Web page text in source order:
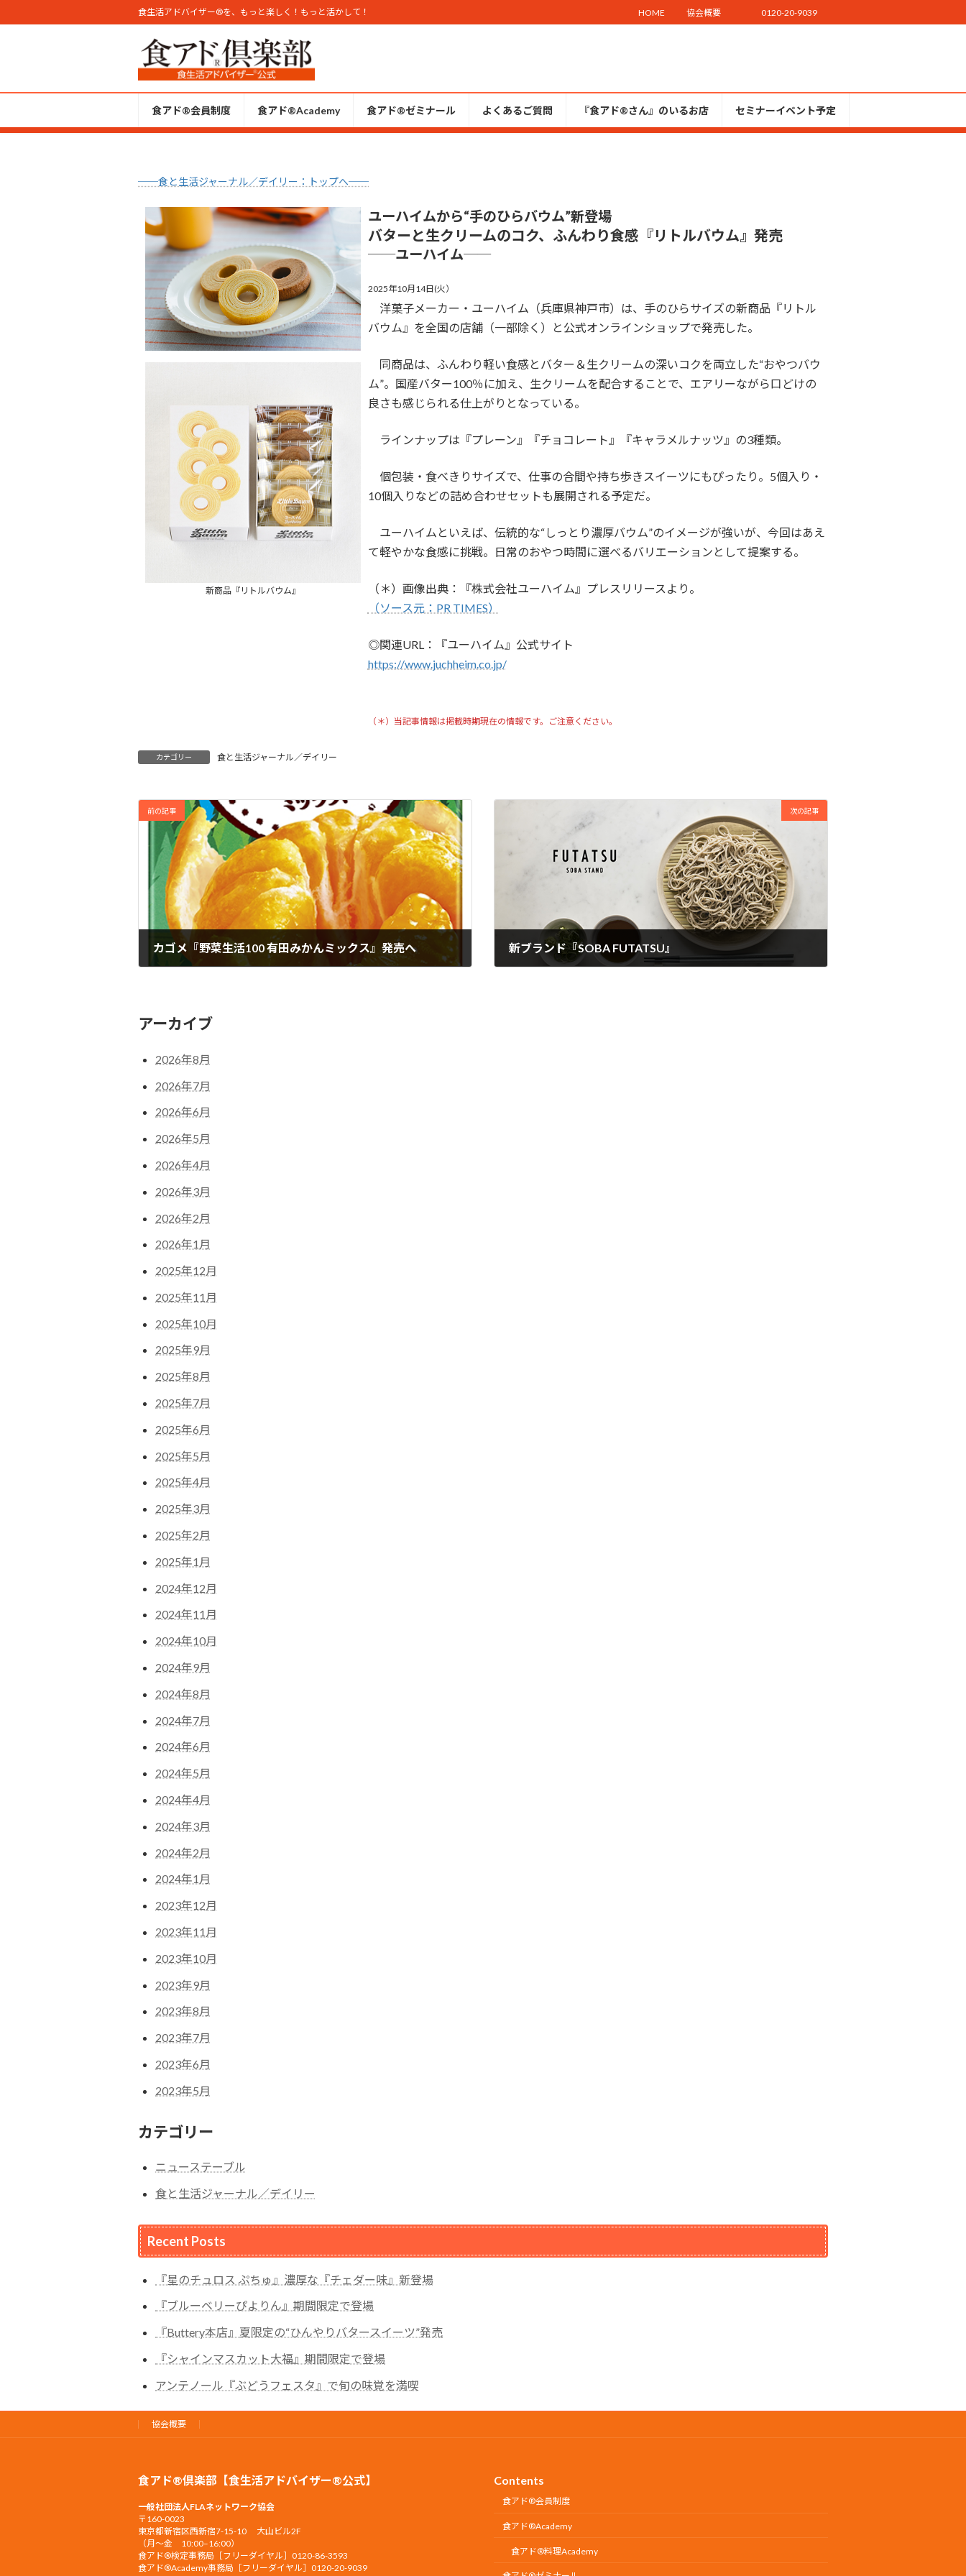
ン
へ
キ
ビ
ョ
に
食生活アドバイザー®︎を、もっと楽しく！もっと活かして！ HOME 協会概要 0120-20-9039
食アド®会員制度 食アド®︎Academy 食アド®ゼミナール よくあるご質問 『食アド®︎さん』のいるお店 セミナーイベント予定
──食と生活ジャーナル／デイリー：トップへ──
新商品『リトルバウム』
ユーハイムから“手のひらバウム”新登場
バターと生クリームのコク、ふんわり食感『リトルバウム』発売
──ユーハイム──
2025年10月14日(火）
洋菓子メーカー・ユーハイム（兵庫県神戸市）は、手のひらサイズの新商品『リトル
バウム』を全国の店舗（一部除く）と公式オンラインショップで発売した。
同商品は、ふんわり軽い食感とバター＆生クリームの深いコクを両立した“おやつバウ
ム”。国産バター100％に加え、生クリームを配合することで、エアリーながら口どけの
良さも感じられる仕上がりとなっている。
ラインナップは『プレーン』『チョコレート』『キャラメルナッツ』の3種類。
個包装・食べきりサイズで、仕事の合間や持ち歩きスイーツにもぴったり。5個入り・
10個入りなどの詰め合わせセットも展開される予定だ。
ユーハイムといえば、伝統的な“しっとり濃厚バウム”のイメージが強いが、今回はあえ
て軽やかな食感に挑戦。日常のおやつ時間に選べるバリエーションとして提案する。
（＊）画像出典：『株式会社ユーハイム』プレスリリースより。
（ソース元：PR TIMES）
◎関連URL：『ユーハイム』公式サイト
https://www.juchheim.co.jp/
（＊）当記事情報は掲載時期現在の情報です。ご注意ください。
カテゴリー 食と生活ジャーナル／デイリー
前の記事
カゴメ『野菜生活100 有田みかんミックス』発売へ
次の記事
新ブランド『SOBA FUTATSU』
アーカイブ
2026年8月
2026年7月
2026年6月
2026年5月
2026年4月
2026年3月
2026年2月
2026年1月
2025年12月
2025年11月
2025年10月
2025年9月
2025年8月
2025年7月
2025年6月
2025年5月
2025年4月
2025年3月
2025年2月
2025年1月
2024年12月
2024年11月
2024年10月
2024年9月
2024年8月
2024年7月
2024年6月
2024年5月
2024年4月
2024年3月
2024年2月
2024年1月
2023年12月
2023年11月
2023年10月
2023年9月
2023年8月
2023年7月
2023年6月
2023年5月
カテゴリー
ニューステーブル
食と生活ジャーナル／デイリー
Recent Posts
『星のチュロス ぷちゅ』濃厚な『チェダー味』新登場
『ブルーベリーぴよりん』期間限定で登場
『Buttery本店』夏限定の“ひんやりバタースイーツ”発売
『シャインマスカット大福』期間限定で登場
アンテノール『ぶどうフェスタ』で旬の味覚を満喫
協会概要
食アド®倶楽部【食生活アドバイザー®公式】
一般社団法人FLAネットワーク協会
〒160-0023
東京都新宿区西新宿7-15-10 大山ビル2F
（月〜金 10:00–16:00）
食アド®︎検定事務局［フリーダイヤル］0120-86-3593
食アド®︎Academy事務局［フリーダイヤル］0120-20-9039
Contents
食アド®会員制度
食アド®︎Academy
食アド®︎料理Academy